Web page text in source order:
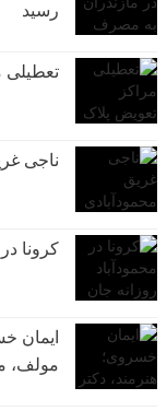
رسيد
تعطیلی
ناجی
کرونا
ایمان
مولف،